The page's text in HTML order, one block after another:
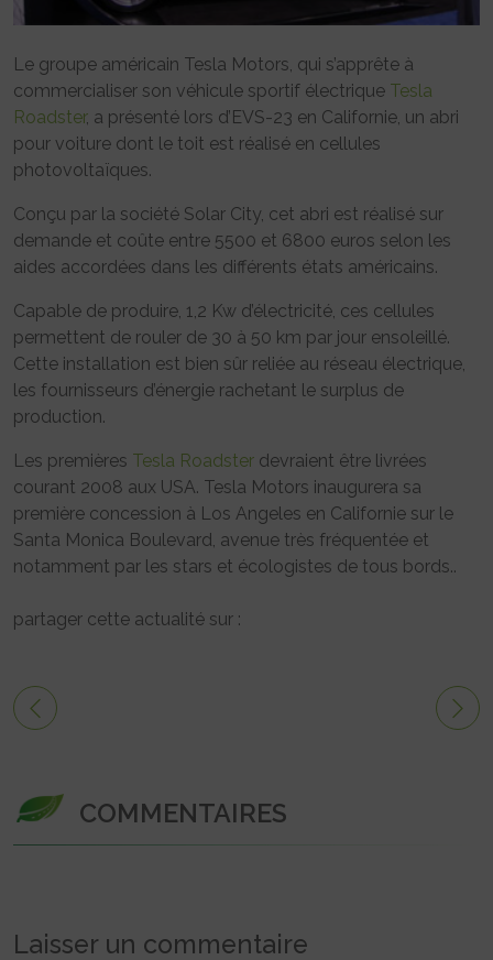
Le groupe américain Tesla Motors, qui s’apprête à
commercialiser son véhicule sportif électrique Tesla
Roadster, a présenté lors d’EVS-23 en Californie, un abri
pour voiture dont le toit est réalisé en cellules
photovoltaïques.
Conçu par la société Solar City, cet abri est réalisé sur
demande et coûte entre 5500 et 6800 euros selon les
aides accordées dans les différents états américains.
Capable de produire, 1,2 Kw d’électricité, ces cellules
permettent de rouler de 30 à 50 km par jour ensoleillé.
Cette installation est bien sûr reliée au réseau électrique,
les fournisseurs d’énergie rachetant le surplus de
production.
Les premières Tesla Roadster devraient être livrées
courant 2008 aux USA. Tesla Motors inaugurera sa
première concession à Los Angeles en Californie sur le
Santa Monica Boulevard, avenue très fréquentée et
notamment par les stars et écologistes de tous bords..
partager cette actualité sur :
COMMENTAIRES
Laisser un commentaire